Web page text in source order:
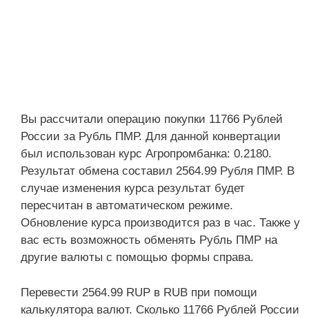
Вы рассчитали операцию покупки 11766 Рублей
России за Рубль ПМР. Для данной конвертации
был использован курс Агропромбанка: 0.2180.
Результат обмена составил 2564.99 Рубля ПМР. В
случае изменения курса результат будет
пересчитан в автоматическом режиме.
Обновление курса производится раз в час. Также у
вас есть возможность обменять Рубль ПМР на
другие валюты с помощью формы справа.
Перевести 2564.99 RUP в RUB при помощи
калькулятора валют. Сколько 11766 Рублей России